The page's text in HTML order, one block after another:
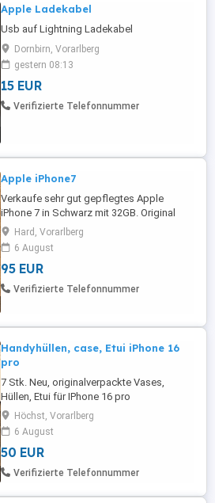
Apple Ladekabel
Usb auf Lightning Ladekabel
Dornbirn, Vorarlberg
gestern 08:13
15 EUR
Verifizierte Telefonnummer
Apple iPhone7
Verkaufe sehr gut gepflegtes Apple
iPhone 7 in Schwarz mit 32GB. Original
Silikoncase in Weiß. Das Handy ist voll
funktionsfähig und wurde immer mit
Panzerglas und Schutzhülle verwendet.
95.- Preis bei Selbstabholung in Hard.
(Zzg. Versandkosten-Versand auch
Hard, Vorarlberg
6 August
95 EUR
Verifizierte Telefonnummer
Handyhüllen, case, Etui iPhone 16
pro
7 Stk. Neu, originalverpackte Vases,
Hüllen, Etui für IPhone 16 pro
Höchst, Vorarlberg
6 August
50 EUR
Verifizierte Telefonnummer